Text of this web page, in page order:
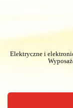
Elektryczne i